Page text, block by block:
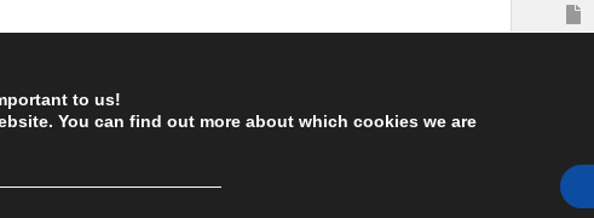
to us!
You can find out more about which cookies we are